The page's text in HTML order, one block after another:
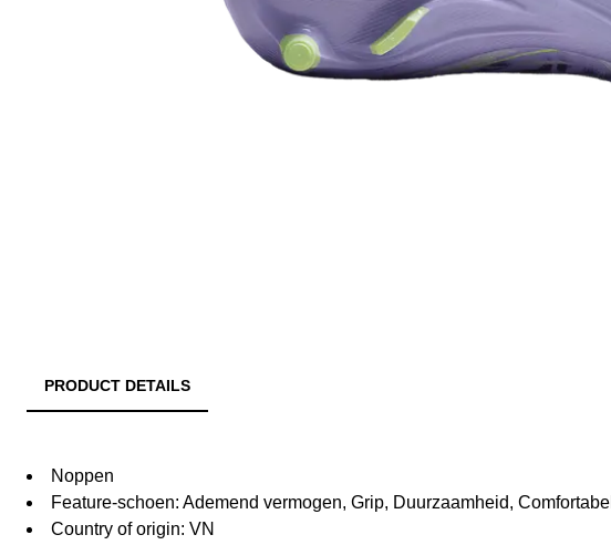
PRODUCT DETAILS
Noppen
Feature-schoen: Ademend vermogen, Grip, Duurzaamheid, Comfortabel
Country of origin: VN